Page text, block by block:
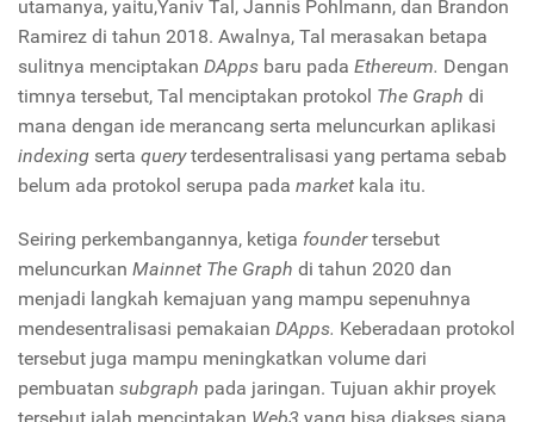
utamanya, yaitu,Yaniv Tal, Jannis Pohlmann, dan Brandon
Ramirez di tahun 2018. Awalnya, Tal merasakan betapa
sulitnya menciptakan DApps baru pada Ethereum. Dengan
timnya tersebut, Tal menciptakan protokol The Graph di
mana dengan ide merancang serta meluncurkan aplikasi
indexing serta queryterdesentralisasi yang pertama sebab
belum ada protokol serupa pada market kala itu.
Seiring perkembangannya, ketiga foundertersebut
meluncurkan Mainnet The Graph di tahun 2020 dan
menjadi langkah kemajuan yang mampu sepenuhnya
mendesentralisasi pemakaian DApps. Keberadaan protokol
tersebut juga mampu meningkatkan volume dari
pembuatan subgraph pada jaringan. Tujuan akhir proyek